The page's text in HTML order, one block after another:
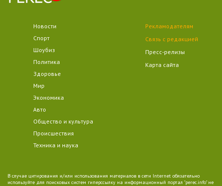
Новости
Спорт
Шоубиз
Политика
Здоровье
Мир
Экономика
Авто
Общество и культура
Происшествия
Техника и наука
Рекламодателям
Связь с редакцией
Пресс-релизы
Карта сайта
В случае цитирования и/или использования материалов в сети Internet обязательно
используйте для поисковых систем гиперссылку на информационный портал "perec.info" не